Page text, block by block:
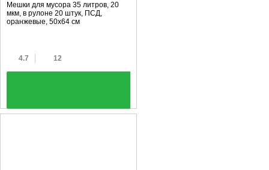
Мешки для мусора 35 литров, 20
мкм, в рулоне 20 штук, ПСД,
оранжевые, 50х64 см
4.7 12